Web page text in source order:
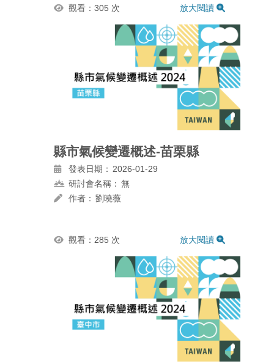
觀看：305 次 放大閱讀
縣市氣候變遷概述-苗栗縣
發表日期： 2026-01-29
研討會名稱： 無
作者： 劉曉薇
觀看：285 次 放大閱讀